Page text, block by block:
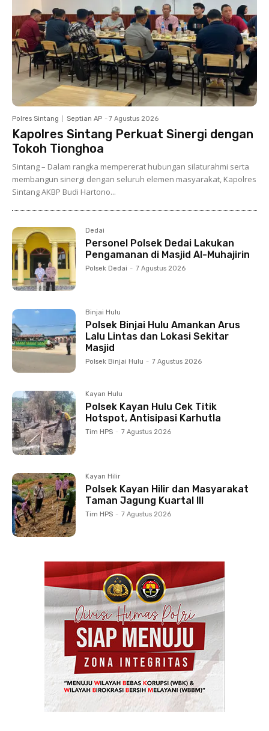
Polres Sintang Septian AP - 7 Agustus 2026
Kapolres Sintang Perkuat Sinergi dengan
Tokoh Tionghoa
Sintang – Dalam rangka mempererat hubungan silaturahmi serta
membangun sinergi dengan seluruh elemen masyarakat, Kapolres
Sintang AKBP Budi Hartono...
Dedai
Personel Polsek Dedai Lakukan
Pengamanan di Masjid Al-Muhajirin
Polsek Dedai - 7 Agustus 2026
Binjai Hulu
Polsek Binjai Hulu Amankan Arus
Lalu Lintas dan Lokasi Sekitar
Masjid
Polsek Binjai Hulu - 7 Agustus 2026
Kayan Hulu
Polsek Kayan Hulu Cek Titik
Hotspot, Antisipasi Karhutla
Tim HPS - 7 Agustus 2026
Kayan Hilir
Polsek Kayan Hilir dan Masyarakat
Taman Jagung Kuartal III
Tim HPS - 7 Agustus 2026